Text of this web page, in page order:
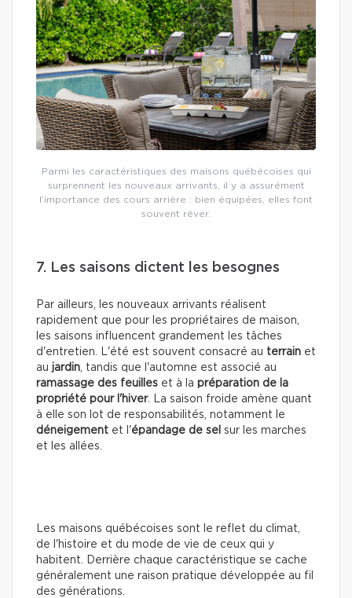
Parmi les caractéristiques des maisons québécoises qui
surprennent les nouveaux arrivants, il y a assurément
l’importance des cours arrière : bien équipées, elles font
souvent rêver.
7. Les saisons dictent les besognes
Par ailleurs, les nouveaux arrivants réalisent
rapidement que pour les propriétaires de maison,
les saisons influencent grandement les tâches
d'entretien. L'été est souvent consacré au terrain et
au jardin, tandis que l'automne est associé au
ramassage des feuilles et à la préparation de la
propriété pour l'hiver. La saison froide amène quant
à elle son lot de responsabilités, notamment le
déneigement et l'épandage de sel sur les marches
et les allées.
Les maisons québécoises sont le reflet du climat,
de l'histoire et du mode de vie de ceux qui y
habitent. Derrière chaque caractéristique se cache
généralement une raison pratique développée au fil
des générations.